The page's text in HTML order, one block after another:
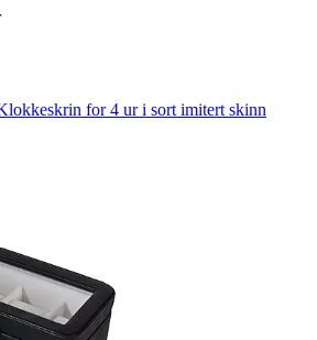
for 4 ur i sort imitert skinn